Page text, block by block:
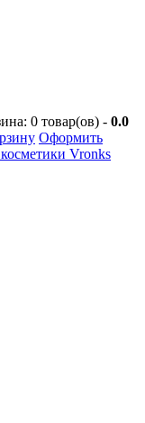
0 товар(ов) - 0.0
Оформить